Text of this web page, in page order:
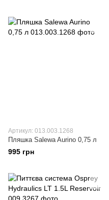
Артикул: 013.003.1268
Пляшка Salewa Aurino 0,75 л
995 грн